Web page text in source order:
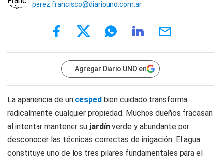
perez.francisco@diariouno.com.ar
Agregar Diario UNO en
La apariencia de un césped bien cuidado transforma
radicalmente cualquier propiedad. Muchos dueños fracasan
al intentar mantener su jardín verde y abundante por
desconocer las técnicas correctas de irrigación. El agua
constituye uno de los tres pilares fundamentales para el